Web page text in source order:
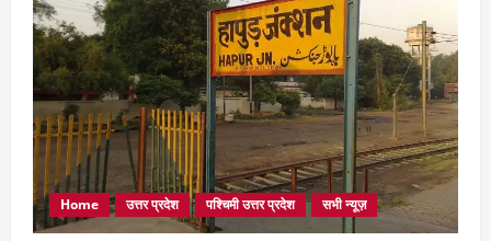
Home उत्तर प्रदेश पश्चिमी उत्तर प्रदेश सभी न्यूज़